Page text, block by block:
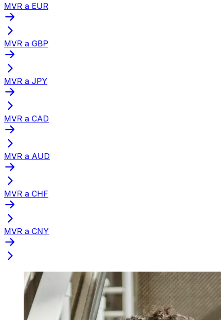
MVR a EUR
MVR a GBP
MVR a JPY
MVR a CAD
MVR a AUD
MVR a CHF
MVR a CNY